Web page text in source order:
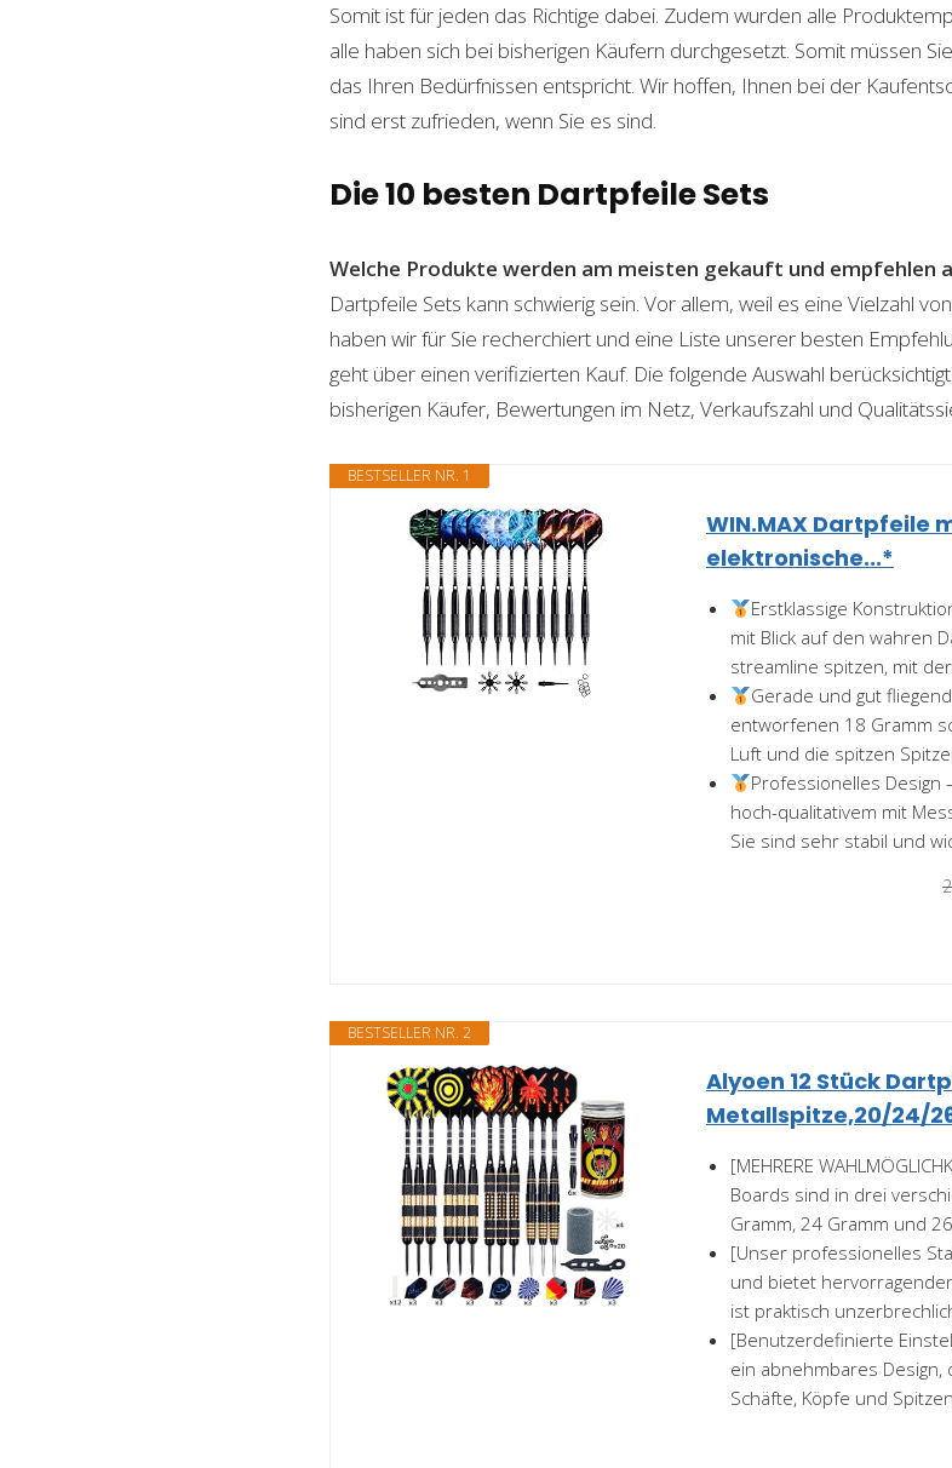
Somit ist für jeden das Richtige dabei. Zudem wurden alle
alle haben sich bei bisherigen Käufern durchgesetzt. Somit müssen
das Ihren Bedürfnissen entspricht. Wir hoffen, Ihnen bei der
sind erst zufrieden, wenn Sie es sind.
Die 10 besten Dartpfeile Sets
Welche Produkte werden am meisten gekauft und empfehlen
Dartpfeile Sets kann schwierig sein. Vor allem, weil es eine Vielzahl
haben wir für Sie recherchiert und eine Liste unserer besten
geht über einen verifizierten Kauf. Die folgende Auswahl
bisherigen Käufer, Bewertungen im Netz, Verkaufszahl und
BESTSELLER NR. 1
WIN.MAX Dartpfeile
elektronische...*
Erstklassige
mit Blick auf den wahren
streamline spitzen, mit
Gerade und gut
entworfenen 18 Gramm
Luft und die spitzen
Professionelles Design
hoch-qualitativem mit
Sie sind sehr stabil und
BESTSELLER NR. 2
Alyoen 12 Stück
Metallspitze,20/24/
[MEHRERE
Boards sind in drei
Gramm, 24 Gramm und
[Unser professionelles
und bietet
ist praktisch
[Benutzerdefinierte
ein abnehmbares
Schäfte, Köpfe und